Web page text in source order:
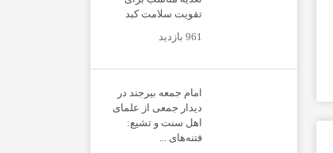
تقویت سلامت کبد
961 بازدید
امام جمعه بیرجند در
دیدار جمعی از علمای
اهل سنت و تشیع:
فتنه‌های ...